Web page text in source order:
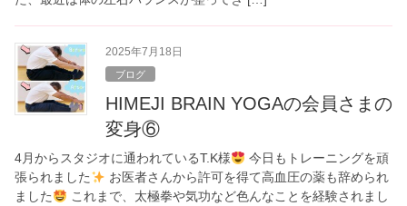
2025年7月18日
ブログ
HIMEJI BRAIN YOGAの会員さまの
変身⑥
4月からスタジオに通われているT.K様
今日もトレーニングを頑
張られました
お医者さんから許可を得て高血圧の薬も辞められ
ました
これまで、太極拳や気功など色んなことを経験されまし